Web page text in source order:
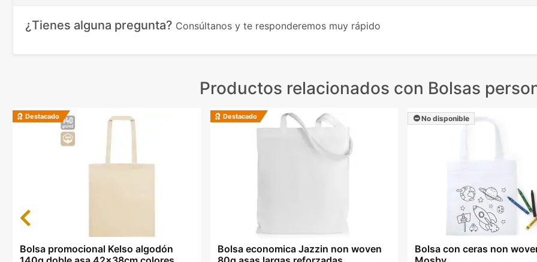
¿Tienes alguna pregunta? Consúltanos y te responderemos muy rápido
Productos relacionados con Bolsas
Destacado
Bolsa promocional Kelso algodón
Destacado
Bolsa economica Jazzin non woven
No disponible
Bolsa con ceras non
Previous